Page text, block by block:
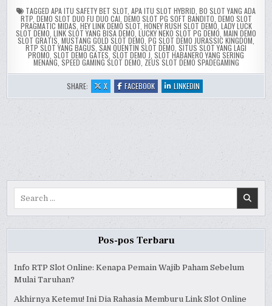
TAGGED APA ITU SAFETY BET SLOT APA ITU SLOT HYBRID BO SLOT YANG ADA
RTP, DEMO SLOT DUO FU DUO CAI DEMO SLOT PG SOFT BANDITO DEMO SLOT
PRAGMATIC MIDAS HEY LINK DEMO SLOT, HONEY RUSH SLOT DEMO LADY LUCK
SLOT DEMO LINK SLOT YANG BISA DEMO LUCKY NEKO SLOT PG DEMO MAIN DEMO
SLOT GRATIS MUSTANG GOLD SLOT DEMO PG SLOT DEMO JURASSIC KINGDOM
RTP SLOT YANG BAGUS SAN QUENTIN SLOT DEMO SITUS SLOT YANG LAGI
PROMO SLOT DEMO GATES SLOT DEMO J SLOT HABANERO YANG SERING
MENANG SPEED GAMING SLOT DEMO ZEUS SLOT DEMO SPADEGAMING
SHARE: X:
KUN
KHMER
JUDI
SLOT
FACEBOOK:
KUN
KHMER
JUDI
SLOT
LINKEDIN
KUN
KHMER
JUDI
SLOT
Pos-pos Terbaru
Info RTP Slot Online: Kenapa Pemain Wajib Paham Sebelum
Mulai Taruhan?
Akhirnya Ketemu! Ini Dia Rahasia Memburu Link Slot Online